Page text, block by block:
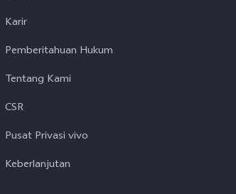
Karir
Pemberitahuan Hukum
Tentang Kami
CSR
Pusat Privasi vivo
Keberlanjutan